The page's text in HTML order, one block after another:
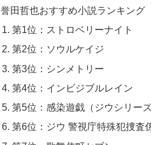
誉田哲也おすすめ小説ランキング
第1位：ストロベリーナイト
第2位：ソウルケイジ
第3位：シンメトリー
第4位：インビジブルレイン
第5位：感染遊戯（ジウシリーズ
第6位：ジウ 警視庁特殊犯捜査